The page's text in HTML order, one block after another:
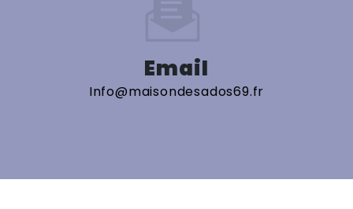
Email
info@maisondesados69.fr